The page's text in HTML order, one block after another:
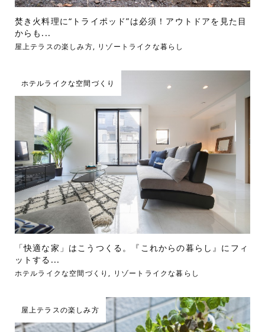
焚き火料理に“トライポッド”は必須！アウトドアを見た目
からも...
屋上テラスの楽しみ方, リゾートライクな暮らし
ホテルライクな空間づくり
「快適な家」はこうつくる。『これからの暮らし』にフィ
ットする...
ホテルライクな空間づくり, リゾートライクな暮らし
屋上テラスの楽しみ方